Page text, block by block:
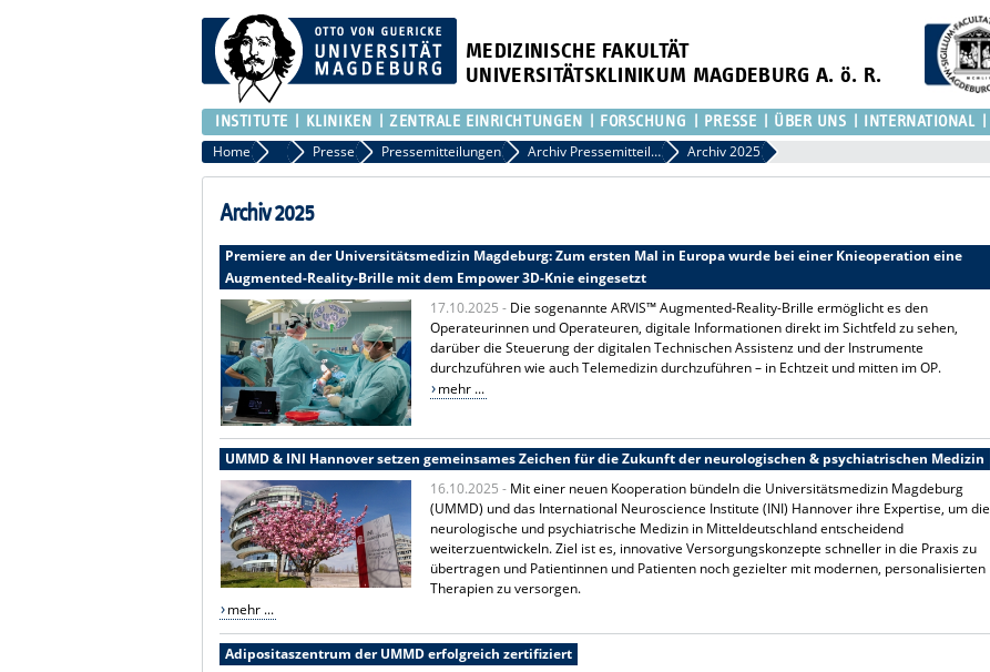
MEDIZINISCHE FAKULTÄT
UNIVERSITÄTSKLINIKUM MAGDEBURG A. ö. R.
INSTITUTE KLINIKEN ZENTRALE EINRICHTUNGEN FORSCHUNG PRESSE ÜBER UNS INTERNATIONAL
Home PressePresse Pressemitteilungen Archiv Pressemitteilungen Archiv 2025
Archiv 2025
Premiere an der Universitätsmedizin Magdeburg: Zum ersten Mal in Europa wurde bei einer Knieoperation eine
Augmented-Reality-Brille mit dem Empower 3D-Knie eingesetzt
17.10.2025 - Die sogenannte ARVIS™ Augmented-Reality-Brille ermöglicht es den
Operateurinnen und Operateuren, digitale Informationen direkt im Sichtfeld zu sehen,
darüber die Steuerung der digitalen Technischen Assistenz und der Instrumente
durchzuführen wie auch Telemedizin durchzuführen – in Echtzeit und mitten im OP.
mehr ...
UMMD & INI Hannover setzen gemeinsames Zeichen für die Zukunft der neurologischen & psychiatrischen Medizin
16.10.2025 - Mit einer neuen Kooperation bündeln die Universitätsmedizin Magdeburg
(UMMD) und das International Neuroscience Institute (INI) Hannover ihre Expertise, um die
neurologische und psychiatrische Medizin in Mitteldeutschland entscheidend
weiterzuentwickeln. Ziel ist es, innovative Versorgungskonzepte schneller in die Praxis zu
übertragen und Patientinnen und Patienten noch gezielter mit modernen, personalisierten
Therapien zu versorgen.
mehr ...
Adipositaszentrum der UMMD erfolgreich zertifiziert